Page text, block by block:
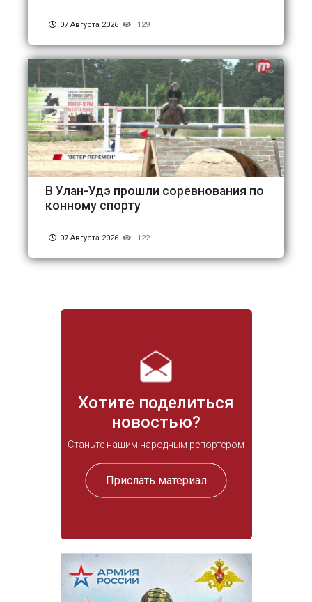
Хотите поделиться
новостью?
Станьте нашим народным репортером
Прислать материал
07 Августа 2026 129
В Улан-Удэ прошли соревнования по
конному спорту
07 Августа 2026 122